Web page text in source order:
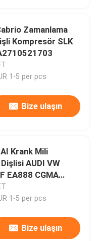
Zamanlama
Kompresör SLK
1-5 per pcs
Bize ulaşın
Krank Mili
AUDI VW
EA888 CGMA
06H105209AT
1-5 per pcs
Bize ulaşın